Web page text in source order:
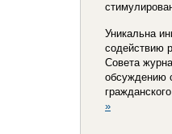
Уникальна
содействию
Совета
обсуждению
»